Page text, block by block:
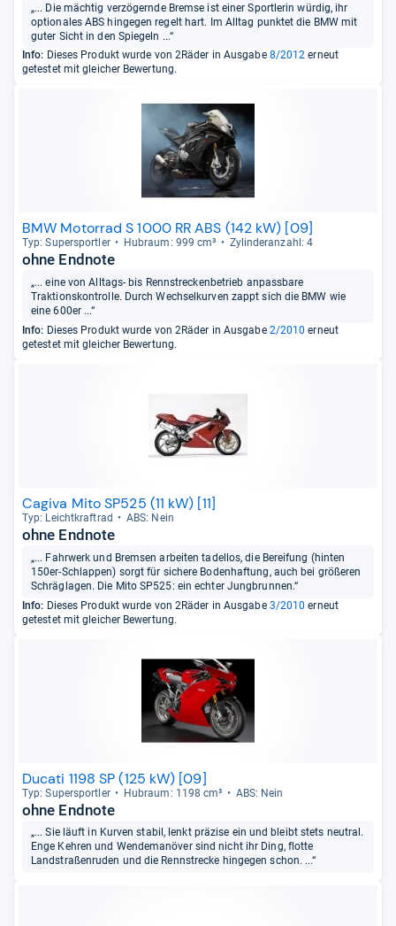
„... Die mächtig verzögernde Bremse ist einer Sportlerin würdig, ihr
optionales ABS hingegen regelt hart. Im Alltag punktet die BMW mit
guter Sicht in den Spiegeln ...“
Info: Dieses Produkt wurde von 2Räder in Ausgabe 8/2012 erneut
getestet mit gleicher Bewertung.
BMW Motorrad S 1000 RR ABS (142 kW) [09]
Typ: Super­sport­ler Hub­raum: 999 cm³ Zylin­deran­zahl: 4
ohne Endnote
„... eine von Alltags- bis Rennstreckenbetrieb anpassbare
Traktionskontrolle. Durch Wechselkurven zappt sich die BMW wie
eine 600er ...“
Info: Dieses Produkt wurde von 2Räder in Ausgabe 2/2010 erneut
getestet mit gleicher Bewertung.
Cagiva Mito SP525 (11 kW) [11]
Typ: Leicht­kraft­rad ABS: Nein
ohne Endnote
„... Fahrwerk und Bremsen arbeiten tadellos, die Bereifung (hinten
150er-Schlappen) sorgt für sichere Bodenhaftung, auch bei größeren
Schräglagen. Die Mito SP525: ein echter Jungbrunnen.“
Info: Dieses Produkt wurde von 2Räder in Ausgabe 3/2010 erneut
getestet mit gleicher Bewertung.
Ducati 1198 SP (125 kW) [09]
Typ: Super­sport­ler Hub­raum: 1198 cm³ ABS: Nein
ohne Endnote
„... Sie läuft in Kurven stabil, lenkt präzise ein und bleibt stets neutral.
Enge Kehren und Wendemanöver sind nicht ihr Ding, flotte
Landstraßenruden und die Rennstrecke hingegen schon. ...“